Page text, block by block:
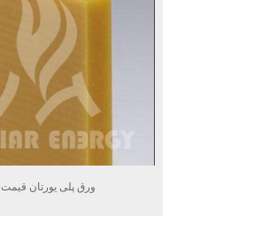
ورق پلی یورتان قیمت